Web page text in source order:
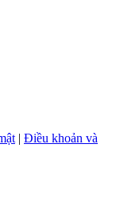
| Điều khoản và